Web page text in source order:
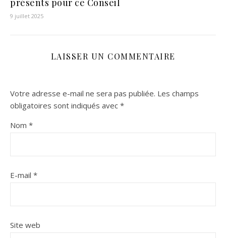
présents pour ce Conseil
9 juillet 2025
LAISSER UN COMMENTAIRE
Votre adresse e-mail ne sera pas publiée. Les champs
obligatoires sont indiqués avec *
Nom *
E-mail *
Site web